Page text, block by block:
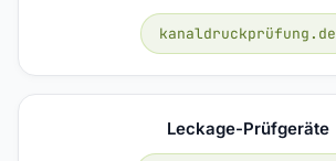
kanaldruckprüfung.de
Leckage-Prüfgeräte